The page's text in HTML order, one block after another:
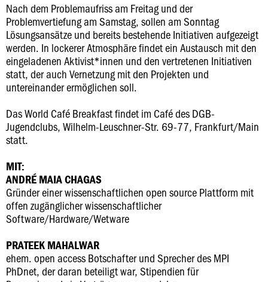
Nach dem Problemaufriss am Freitag und der
Problemvertiefung am Samstag, sollen am Sonntag
Lösungsansätze und bereits bestehende Initiativen aufgezeigt
werden. In lockerer Atmosphäre findet ein Austausch mit den
eingeladenen Aktivist*innen und den vertretenen Initiativen
statt, der auch Vernetzung mit den Projekten und
untereinander ermöglichen soll.
Das World Café Breakfast findet im Café des DGB-
Jugendclubs, Wilhelm-Leuschner-Str. 69-77, Frankfurt/Main
statt.
MIT:
ANDRÉ MAIA CHAGAS
Gründer einer wissenschaftlichen open source Plattform mit
offen zugänglicher wissenschaftlicher
Software/Hardware/Wetware
PRATEEK MAHALWAR
ehem. open access Botschafter und Sprecher des MPI
PhDnet, der daran beteiligt war, Stipendien für